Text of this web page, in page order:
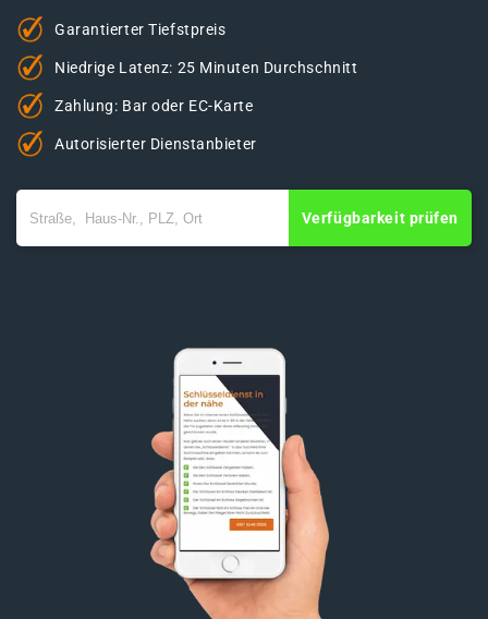
Garantierter Tiefstpreis
Niedrige Latenz: 25 Minuten Durchschnitt
Zahlung: Bar oder EC-Karte
Autorisierter Dienstanbieter
Verfügbarkeit prüfen